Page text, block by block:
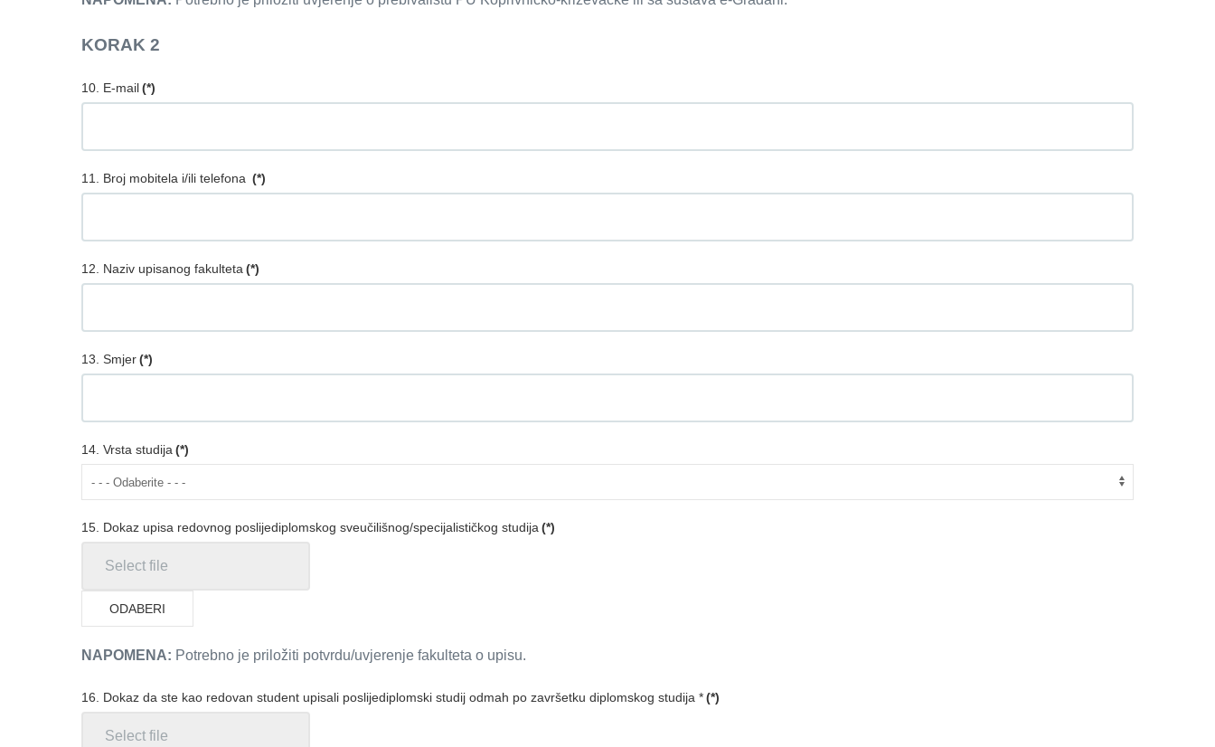
KORAK 2
10. E-mail(*)
11. Broj mobitela i/ili telefona (*)
12. Naziv upisanog fakulteta (*)
13. Smjer(*)
14. Vrsta studija (*)
15. Dokaz upisa redovnog poslijediplomskog sveučilišnog/specijalističkog studija (*)
ODABERI
NAPOMENA: Potrebno je priložiti potvrdu/uvjerenje fakulteta o upisu.
16. Dokaz da ste kao redovan student upisali poslijediplomski studij odmah po završetku diplomskog studija *(*)